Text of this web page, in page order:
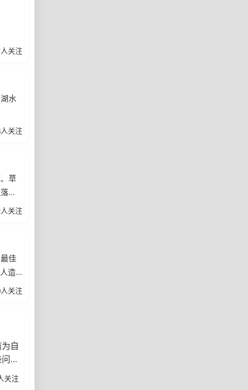
关注
水
关注
草
的
关注
佳
造
关注
自
关注